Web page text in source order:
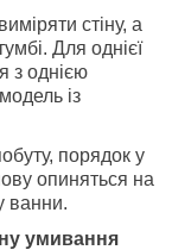
стіну, а
Для однієї
з однією
із
порядок у
опиняться на
ванни.
умивання